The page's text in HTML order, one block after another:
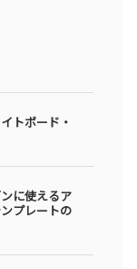
トボード・
に使えるア
プレートの